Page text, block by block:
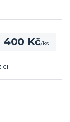
400 Kč/ks